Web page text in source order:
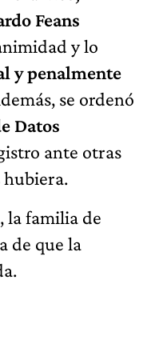
Feans
y lo
y penalmente
se ordenó
Datos
ante otras
hubiera.
la familia de
de que la